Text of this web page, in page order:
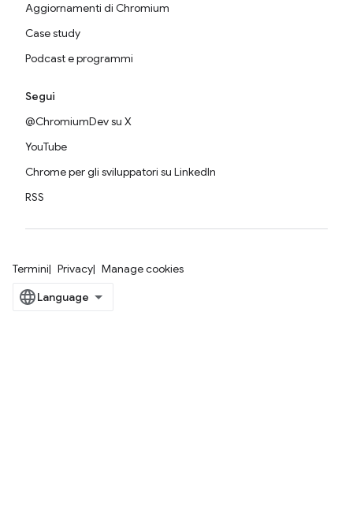
Aggiornamenti di Chromium
Case study
Podcast e programmi
Segui
@ChromiumDev su X
YouTube
Chrome per gli sviluppatori su LinkedIn
RSS
Termini Privacy Manage cookies